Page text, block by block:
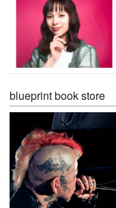
blueprint book store